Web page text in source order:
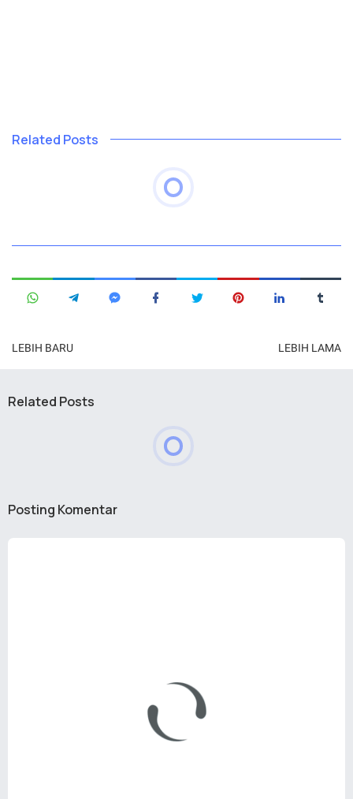
Related Posts
LEBIH BARU LEBIH LAMA
Related Posts
Posting Komentar